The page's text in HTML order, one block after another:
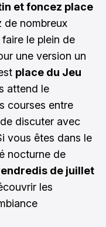
et foncez place
de nombreux
le plein de
une version un
place du Jeu
attend le
courses entre
discuter avec
vous êtes dans le
nocturne de
de juillet
les